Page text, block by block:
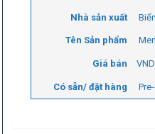
Nhà sản xuất
Tên Sản phẩm
Giá bán VND
Có sẵn/ đặt hàng